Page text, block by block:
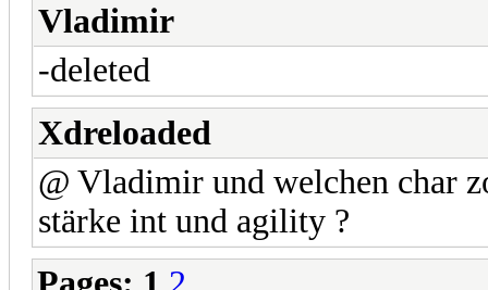
Vladimir
-deleted
Xdreloaded
@ Vladimir und welchen char
stärke int und agility ?